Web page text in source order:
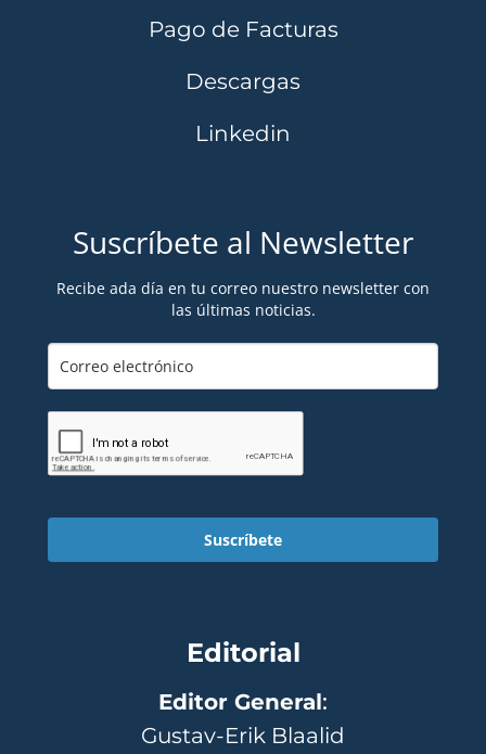
Pago de Facturas
Descargas
Linkedin
Suscríbete al Newsletter
Recibe ada día en tu correo nuestro newsletter con
las últimas noticias.
Suscríbete
Editorial
Editor General:
Gustav-Erik Blaalid